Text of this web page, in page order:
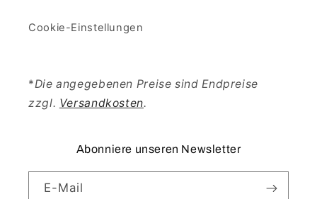
Cookie-Einstellungen
*Die angegebenen Preise sind Endpreise
zzgl. Versandkosten.
Abonniere unseren Newsletter
E-Mail